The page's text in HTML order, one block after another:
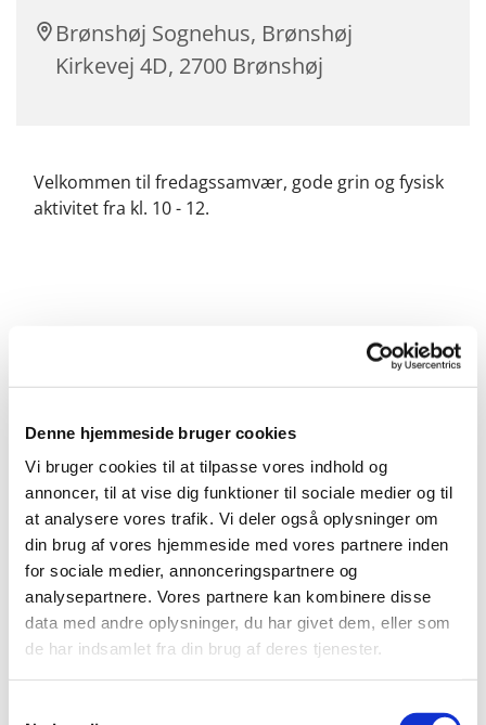
Denne hjemmeside bruger cookies
Vi bruger cookies til at tilpasse vores indhold og
annoncer, til at vise dig funktioner til sociale medier og til
at analysere vores trafik. Vi deler også oplysninger om
din brug af vores hjemmeside med vores partnere inden
for sociale medier, annonceringspartnere og
analysepartnere. Vores partnere kan kombinere disse
data med andre oplysninger, du har givet dem, eller som
de har indsamlet fra din brug af deres tjenester.
Brønshøj Sognehus, Brønshøj
Kirkevej 4D, 2700 Brønshøj
Velkommen til fredagssamvær, gode grin og fysisk
aktivitet fra kl. 10 - 12.
Du vil måske også kunne